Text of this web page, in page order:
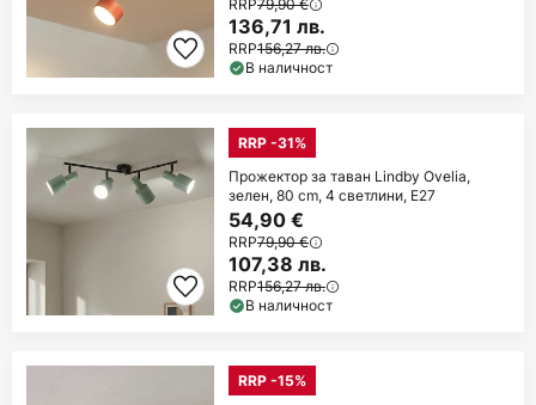
136,71 лв.
RRP156,27 лв.
В наличност
RRP -31%
Прожектор за таван Lindby Ovelia,
зелен, 80 cm, 4 светлини, E27
54,90 €
RRP79,90 €
107,38 лв.
RRP156,27 лв.
В наличност
RRP -15%